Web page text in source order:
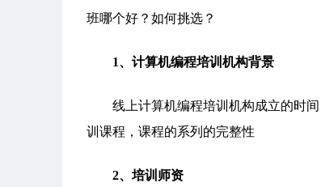
班哪个好？如何挑选？
1、计算机编程培训机构背景
线上计算机编程培训机构成立的时间
训课程，课程的系列的完整性
2、培训师资